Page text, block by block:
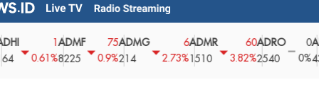
0.61%
ADMF
8225
75
0.9%
ADMG
214
2.73%
ADMR
1510
60
3.82%
ADRO
2540
0
0%
AEGS